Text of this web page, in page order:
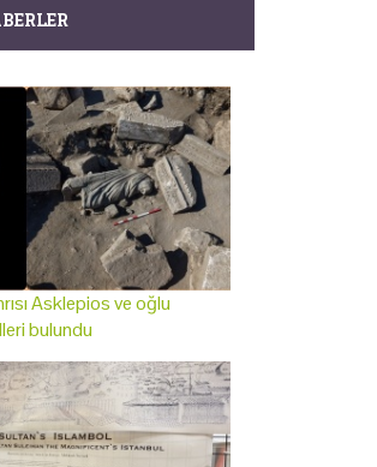
Asklepios ve oğlu
bulundu